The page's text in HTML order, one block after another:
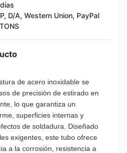
D/A, Western Union, PayPal
de acero inoxidable se
de precisión de estirado en
lo que garantiza un
superficies internas y
de soldadura. Diseñado
exigentes, este tubo ofrece
a la corrosión, resistencia a